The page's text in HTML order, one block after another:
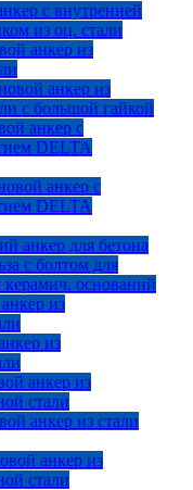
с внутренней
из оц. стали
анкер из
анкер из
с большой гайкой
анкер с
DELTA
анкер с
DELTA
анкер для бетона
с болтом для
оснований
из
из
анкер из
стали
анкер из стали
анкер из
стали